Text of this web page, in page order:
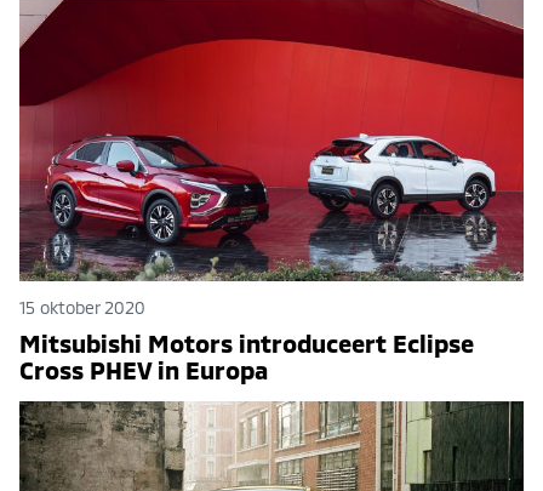
15 oktober 2020
Mitsubishi Motors introduceert Eclipse
Cross PHEV in Europa